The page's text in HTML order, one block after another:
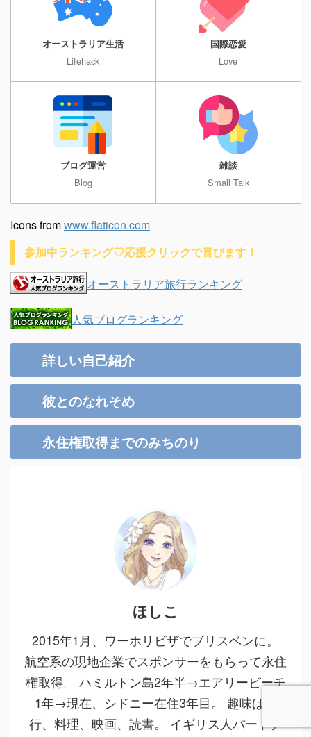
オーストラリア生活
Lifehack
国際恋愛
Love
ブログ運営
Blog
雑談
Small Talk
Icons fromwww.flaticon.com
参加中ランキング♡応援クリックで喜びます！
オーストラリア旅行ランキング
人気ブログランキング
詳しい自己紹介
彼とのなれそめ
永住権取得までのみちのり
ほしこ
2015年1月、ワーホリビザでブリスベンに。
航空系の現地企業でスポンサーをもらって永住
権取得。 ハミルトン島2年半→エアリービーチ
1年→現在、シドニー在住3年目。 趣味は旅
行、料理、映画、読書。 イギリス人パートナ